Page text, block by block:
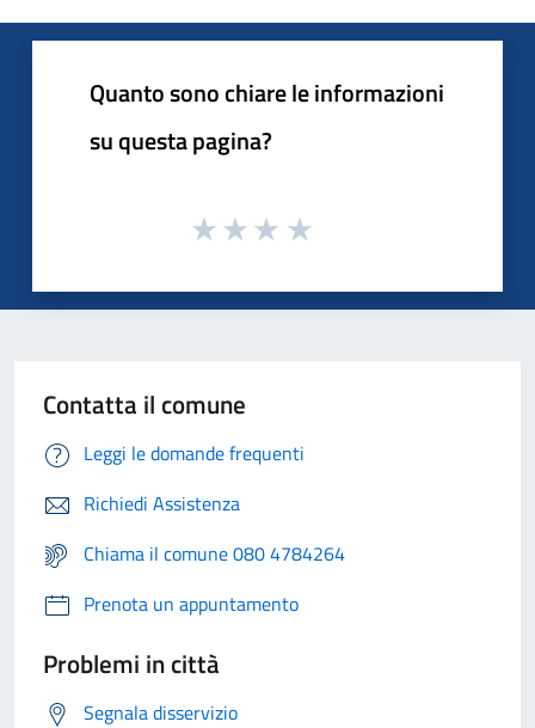
Quanto sono chiare le informazioni
su questa pagina?
Contatta il comune
Leggi le domande frequenti
Richiedi Assistenza
Chiama il comune 080 4784264
Prenota un appuntamento
Problemi in città
Segnala disservizio